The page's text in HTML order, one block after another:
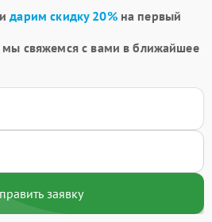
дарим скидку 20%на первый
свяжемся с вами в ближайшее
заявку